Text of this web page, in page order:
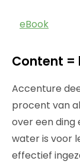
eBook
Content =
Accenture
procent van
over een ding
water is voor
effectief